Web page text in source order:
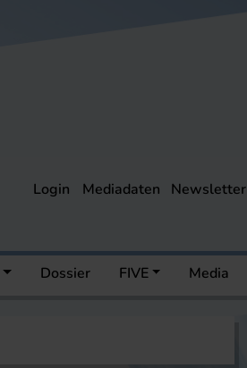
Login Mediadaten Newsletter
Dossier FIVE Media